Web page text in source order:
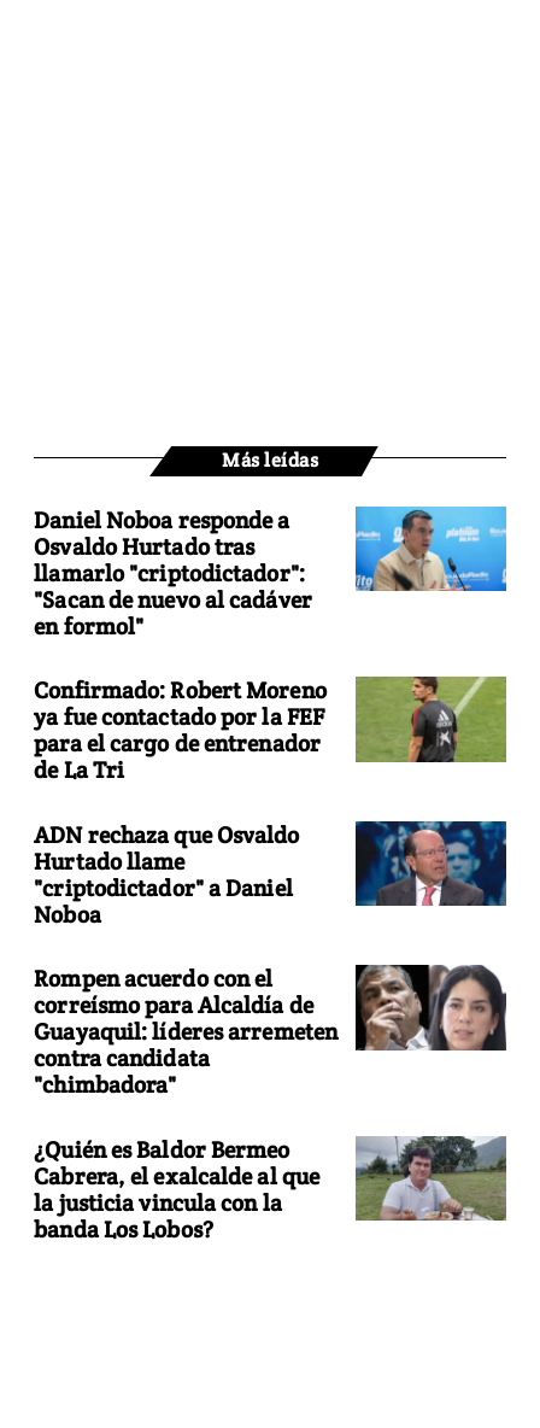
Más leídas
Daniel Noboa responde a
Osvaldo Hurtado tras
llamarlo "criptodictador":
"Sacan de nuevo al cadáver
en formol"
Confirmado: Robert Moreno
ya fue contactado por la FEF
para el cargo de entrenador
de La Tri
ADN rechaza que Osvaldo
Hurtado llame
"criptodictador" a Daniel
Noboa
Rompen acuerdo con el
correísmo para Alcaldía de
Guayaquil: líderes arremeten
contra candidata
"chimbadora"
¿Quién es Baldor Bermeo
Cabrera, el exalcalde al que
la justicia vincula con la
banda Los Lobos?